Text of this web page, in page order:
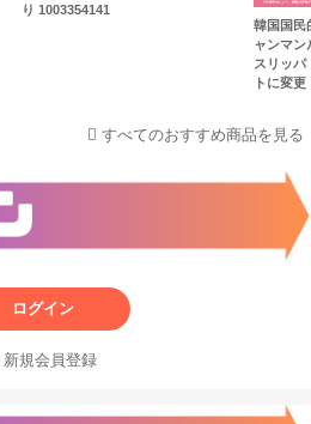
り 1003354141
韓国国
ャンマ
スリッ
トに変更
すべてのおすすめ商品を見る
ログイン
新規会員登録